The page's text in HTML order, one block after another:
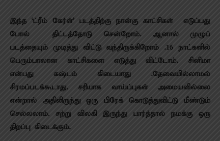
இந்த ‘ட்ரீம் கேர்ள்’ படத்திற்கு நான்கு காட்சிகள் எடுப்பது
போல் திட்டத்தோடு சென்றோம். ஆனால் முழுப்
படத்தையும் முடித்து விட்டு வந்திருக்கிறோம் .16 நாட்களில்
பெரும்பாலான காட்சிகளை எடுத்து விட்டோம். சினிமா
என்பது கஷ்டம் கிடையாது .தேவையில்லாமல்
சிரமப்படக்கூடாது. சரியாக வாய்ப்புகள் அமையவில்லை
என்றால் அதிலிருந்து ஒரு பிரேக் கொடுத்துவிட்டு மீண்டும்
செல்லலாம். சற்று விலகி இருந்து பார்த்தால் நமக்கு ஒரு
திறப்பு கிடைக்கும்.